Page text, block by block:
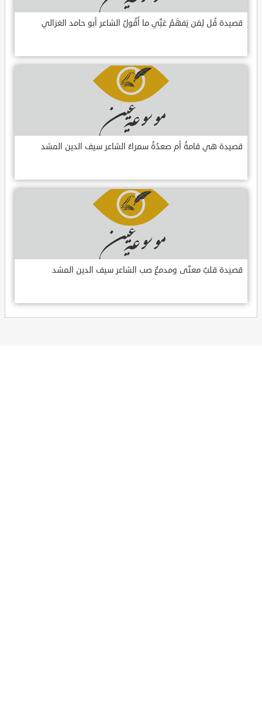
قصيدة قُل لِمَن يَفهَمُ عَنِّي ما أَقُولُ الشاعر أبو حامد الغزالي
قصيدة هي قامةُ أم صعدُةُ سمراءُ الشاعر سيف الدين المشد
قصيدة قلبٌ معنّى ومدمعٌ صب الشاعر سيف الدين المشد